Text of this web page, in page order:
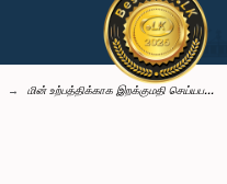
மின் உற்பத்திக்காக இறக்குமதி செய்யப...